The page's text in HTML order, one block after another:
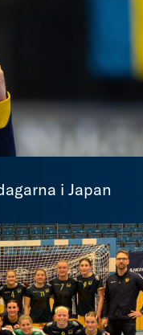
i Japan